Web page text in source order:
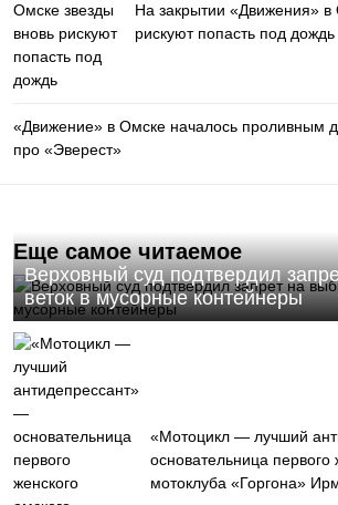
На закрытии «Движения» в
рискуют попасть под дождь
«Движение» в Омске началось проливным
про «Эверест»
Еще самое читаемое
Верховный суд подтвердил
веток в мусорные контейнеры
«Мотоцикл — лучший
основательница первого
мотоклуба «Горгона»